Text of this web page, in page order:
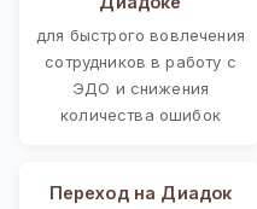
для быстрого вовлечения
сотрудников в работу с
ЭДО и снижения
количества ошибок
Переход на Диадок